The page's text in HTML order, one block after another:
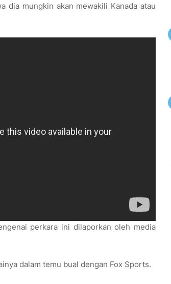
dia mungkin akan mewakili Kanada atau
perkara ini dilaporkan oleh media
dalam temu bual dengan Fox Sports.